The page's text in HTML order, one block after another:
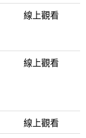
線上觀看
線上觀看
線上觀看